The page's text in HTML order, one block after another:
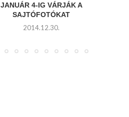
JANUÁR 4-IG VÁRJÁK A
SAJTÓFOTÓKAT
2014.12.30.